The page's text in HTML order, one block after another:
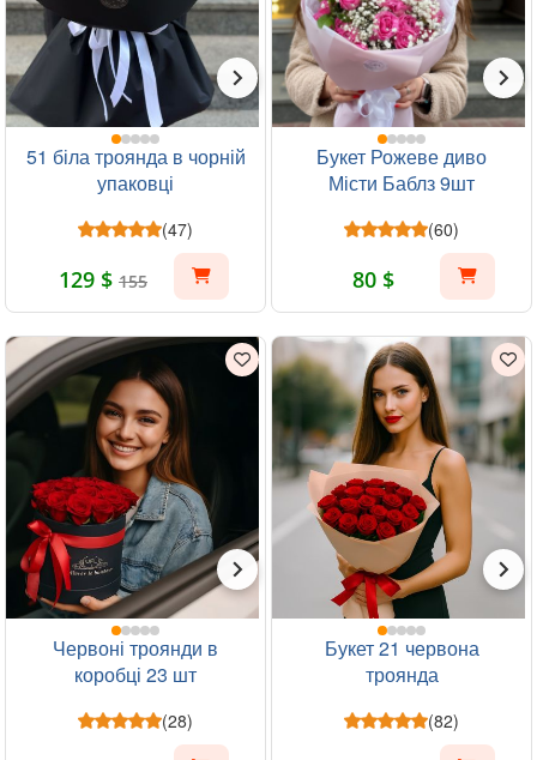
51 біла троянда в чорній
упаковці
(47)
129 $ 155
Букет Рожеве диво
Місти Баблз 9шт
(60)
80 $
Червоні троянди в
коробці 23 шт
(28)
Букет 21 червона
троянда
(82)